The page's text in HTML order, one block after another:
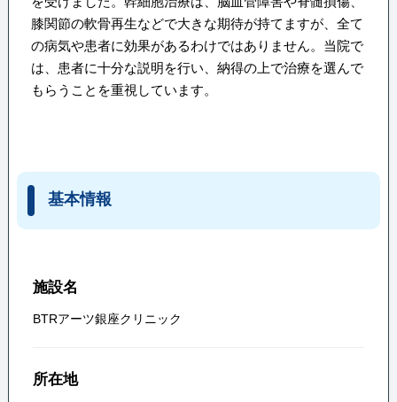
膝関節の軟骨再生などで大きな期待が持てますが、全て
の病気や患者に効果があるわけではありません。当院で
は、患者に十分な説明を行い、納得の上で治療を選んで
もらうことを重視しています。
基本情報
施設名
BTRアーツ銀座クリニック
所在地